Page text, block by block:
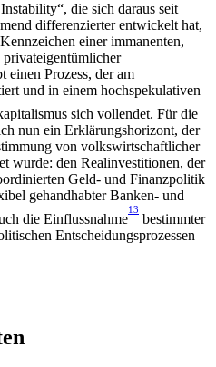
die sich daraus seit
differenzierter entwickelt hat,
einer immanenten,
einen Prozess, der am
und in einem hochspekulativen
sich vollendet. Für die
nun ein Erklärungshorizont, der
von volkswirtschaftlicher
wurde: den Realinvestitionen, der
Geld- und Finanzpolitik
gehandhabter Banken- und
die Einflussnahme
13
bestimmter
Entscheidungsprozessen